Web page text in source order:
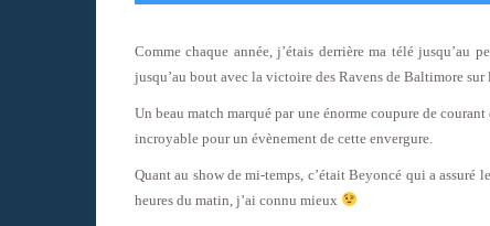
Comme chaque année, j’étais derrière ma télé
jusqu’au bout avec la victoire des Ravens de Baltimore sur
Un beau match marqué par une énorme coupure de
incroyable pour un évènement de cette envergure.
Quant au show de mi-temps, c’était Beyoncé qui a
heures du matin, j’ai connu mieux